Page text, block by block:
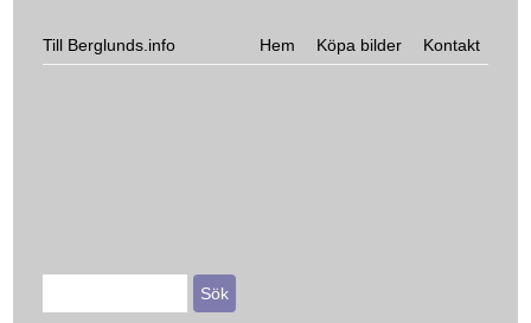
Till Berglunds.info
Huvudmeny Hem Köpa bilder Kontakt